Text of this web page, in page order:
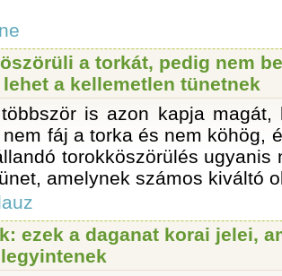
a torkát, pedig nem
a kellemetlen tünetnek
is azon kapja magát,
fáj a torka és nem köhög,
torokköszörülés ugyanis
amelynek számos kiváltó
ezek a daganat korai jelei,